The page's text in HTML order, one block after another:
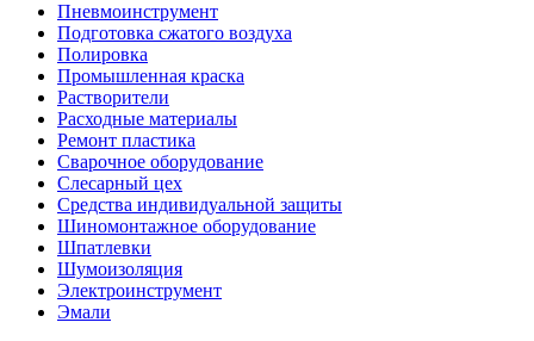
Пневмоинструмент
Подготовка сжатого воздуха
Полировка
Промышленная краска
Растворители
Расходные материалы
Ремонт пластика
Сварочное оборудование
Слесарный цех
Средства индивидуальной защиты
Шиномонтажное оборудование
Шпатлевки
Шумоизоляция
Электроинструмент
Эмали